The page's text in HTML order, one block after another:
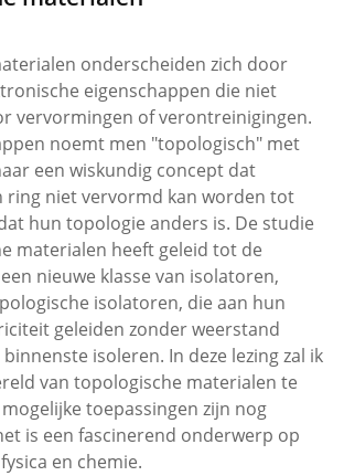
onderscheiden zich door
eigenschappen die niet
vervormingen of verontreinigingen.
noemt men "topologisch" met
een wiskundig concept dat
ring niet vervormd kan worden tot
hun topologie anders is. De studie
materialen heeft geleid tot de
nieuwe klasse van isolatoren,
isolatoren, die aan hun
geleiden zonder weerstand
isoleren. In deze lezing zal ik
van topologische materialen te
toepassingen zijn nog
is een fascinerend onderwerp op
en chemie.